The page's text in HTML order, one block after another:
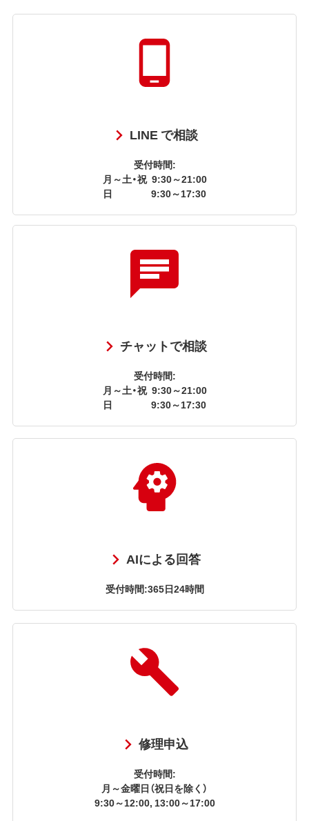
LINE で相談
受付時間:
月～土・祝 9:30～21:00
日
9:30～17:30
チャットで相談
受付時間:
月～土・祝 9:30～21:00
日
9:30～17:30
AIによる回答
受付時間:365日24時間
修理申込
受付時間:
月～金曜日（祝日を除く）
9:30～12:00, 13:00～17:00